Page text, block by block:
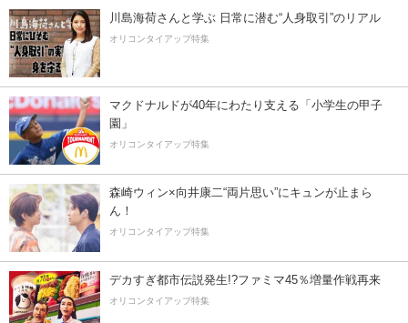
川島海荷さんと学ぶ 日常に潜む“人身取引”のリアル
オリコンタイアップ特集
マクドナルドが40年にわたり支える「小学生の甲子
園」
オリコンタイアップ特集
森崎ウィン×向井康二“両片思い”にキュンが止まら
ん！
オリコンタイアップ特集
デカすぎ都市伝説発生!?ファミマ45％増量作戦再来
オリコンタイアップ特集